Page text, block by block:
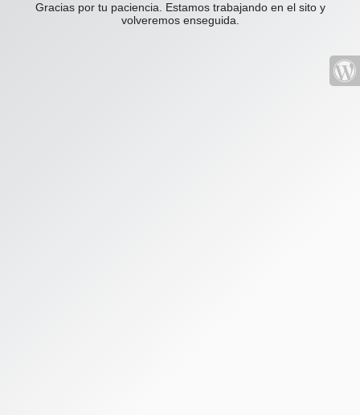
Gracias por tu paciencia. Estamos trabajando en el sito y
volveremos enseguida.